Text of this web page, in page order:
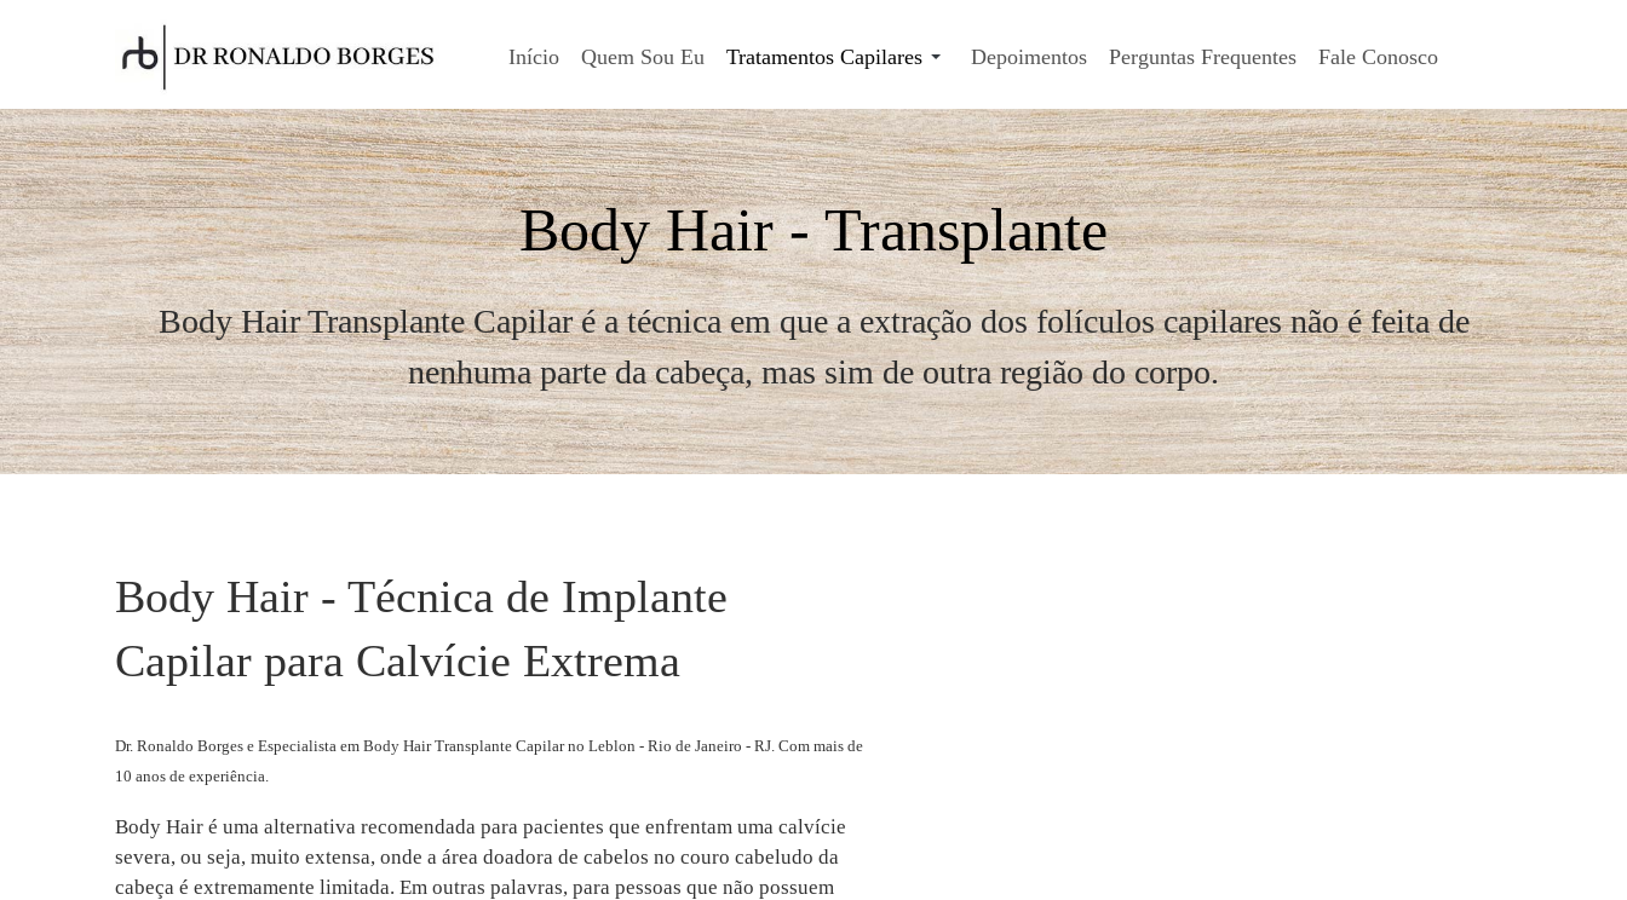
Início Quem Sou Eu Tratamentos Capilares Depoimentos Perguntas Frequentes Fale Conosco
Body Hair - Transplante
Body Hair Transplante Capilar é a técnica em que a extração dos folículos capilares não é feita de
nenhuma parte da cabeça, mas sim de outra região do corpo.
Body Hair - Técnica de Implante
Capilar para Calvície Extrema
Dr. Ronaldo Borges e Especialista em Body Hair Transplante Capilar no Leblon - Rio de Janeiro - RJ. Com mais de
10 anos de experiência.
Body Hair é uma alternativa recomendada para pacientes que enfrentam uma calvície
severa, ou seja, muito extensa, onde a área doadora de cabelos no couro cabeludo da
cabeça é extremamente limitada. Em outras palavras, para pessoas que não possuem